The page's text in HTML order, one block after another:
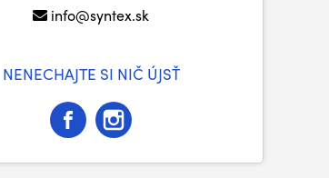
info@syntex.sk
NENECHAJTE SI NIČ ÚJSŤ